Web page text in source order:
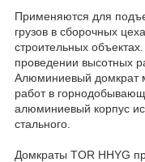
Применяются для
грузов в сборочных
строительных
проведении высотных
Алюминиевый домкрат
работ в
алюминиевый корпус
стального.
Домкраты TOR HHYG